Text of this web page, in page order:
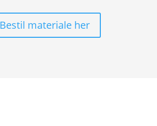
Bestil materiale her